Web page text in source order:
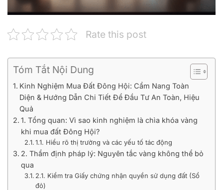
Rate this post
Tóm Tắt Nội Dung
Kinh Nghiệm Mua Đất Đông Hội: Cẩm Nang Toàn
Diện & Hướng Dẫn Chi Tiết Để Đầu Tư An Toàn, Hiệu
Quả
1. Tổng quan: Vì sao kinh nghiệm là chìa khóa vàng
khi mua đất Đông Hội?
1.1. Hiểu rõ thị trường và các yếu tố tác động
2. Thẩm định pháp lý: Nguyên tắc vàng không thể bỏ
qua
2.1. Kiểm tra Giấy chứng nhận quyền sử dụng đất (Sổ
đỏ)